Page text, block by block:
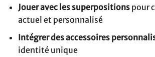
Jouer avec les superpositionspour
actuel et personnalisé
Intégrer des accessoires
identité unique